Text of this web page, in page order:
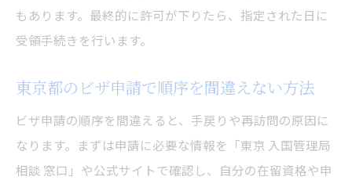
もあります。最終的に許可が下りたら、指定された日に
受領手続きを行います。
東京都のビザ申請で順序を間違えない方法
ビザ申請の順序を間違えると、手戻りや再訪問の原因に
なります。まずは申請に必要な情報を「東京 入国管理局
相談 窓口」や公式サイトで確認し、自分の在留資格や申